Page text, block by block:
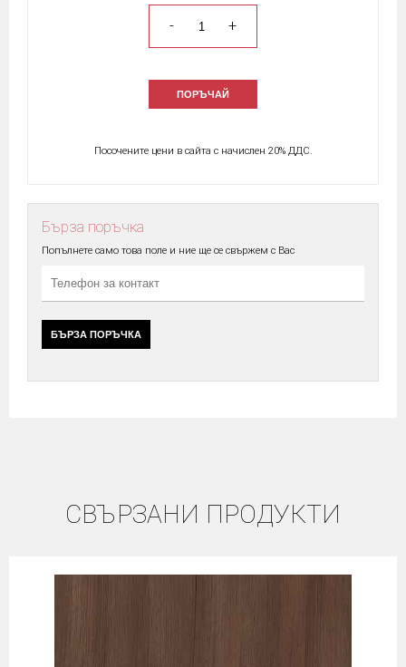
- +
ПОРЪЧАЙ
Посочените цени в сайта с начислен 20% ДДС.
Бърза поръчка
Попълнете само това поле и ние ще се свържем с Вас
БЪРЗА ПОРЪЧКА
СВЪРЗАНИ ПРОДУКТИ